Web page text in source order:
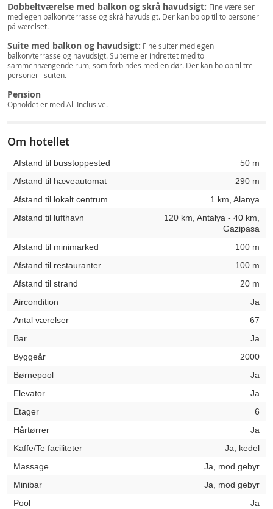
Dobbeltværelse med balkon og skrå havudsigt: Fine værelser
med egen balkon/terrasse og skrå havudsigt. Der kan bo op til to personer
på værelset.
Suite med balkon og havudsigt: Fine suiter med egen
balkon/terrasse og havudsigt. Suiterne er indrettet med to
sammenhængende rum, som forbindes med en dør. Der kan bo op til tre
personer i suiten.
Pension
Opholdet er med All Inclusive.
Om hotellet
Afstand til busstoppested
50 m
Afstand til hæveautomat
290 m
Afstand til lokalt centrum
1 km, Alanya
Afstand til lufthavn
120 km, Antalya - 40 km,
Gazipasa
Afstand til minimarked
100 m
Afstand til restauranter
100 m
Afstand til strand
20 m
Aircondition
Ja
Antal værelser
67
Bar
Ja
Byggeår
2000
Børnepool
Ja
Elevator
Ja
Etager
6
Hårtørrer
Ja
Kaffe/Te faciliteter
Ja, kedel
Massage
Ja, mod gebyr
Minibar
Ja, mod gebyr
Pool
Ja